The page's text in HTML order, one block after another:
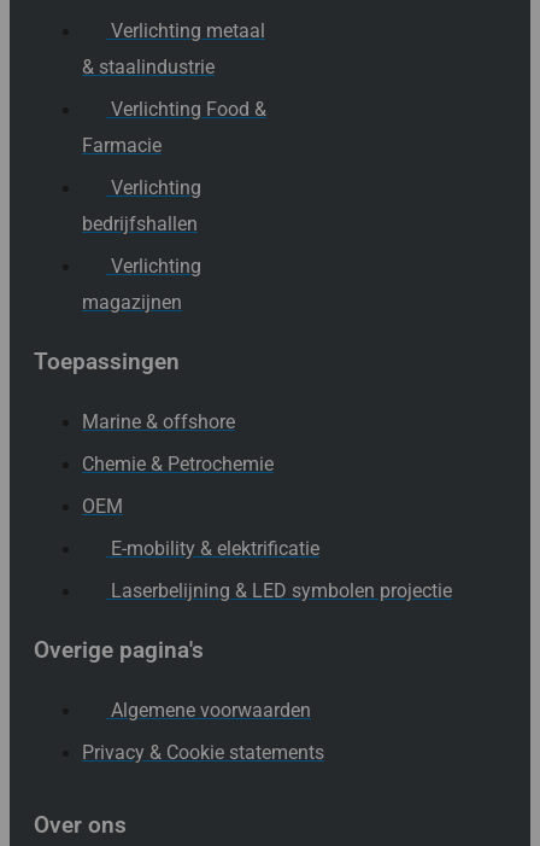
Verlichting metaal
& staalindustrie
Verlichting Food &
Farmacie
Verlichting
bedrijfshallen
Verlichting
magazijnen
Toepassingen
Marine & offshore
Chemie & Petrochemie
OEM
E-mobility & elektrificatie
Laserbelijning & LED symbolen projectie
Overige pagina's
Algemene voorwaarden
Privacy & Cookie statements
Over ons